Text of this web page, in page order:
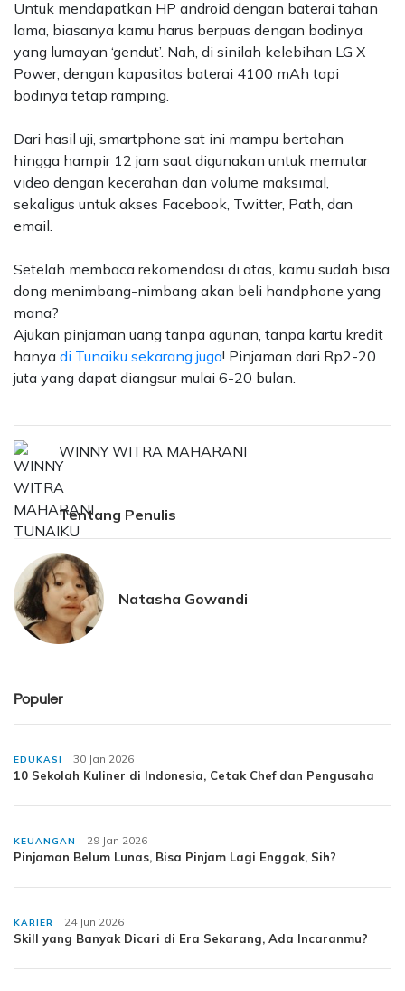
Untuk mendapatkan HP android dengan baterai tahan
lama, biasanya kamu harus berpuas dengan bodinya
yang lumayan ‘gendut’. Nah, di sinilah kelebihan LG X
Power, dengan kapasitas baterai 4100 mAh tapi
bodinya tetap ramping.
Dari hasil uji, smartphone sat ini mampu bertahan
hingga hampir 12 jam saat digunakan untuk memutar
video dengan kecerahan dan volume maksimal,
sekaligus untuk akses Facebook, Twitter, Path, dan
email.
Setelah membaca rekomendasi di atas, kamu sudah bisa
dong menimbang-nimbang akan beli handphone yang
mana?
Ajukan pinjaman uang tanpa agunan, tanpa kartu kredit
hanya di Tunaiku sekarang juga! Pinjaman dari Rp2-20
juta yang dapat diangsur mulai 6-20 bulan.
WINNY WITRA MAHARANI
Tentang Penulis
Natasha Gowandi
Populer
EDUKASI 30 Jan 2026
10 Sekolah Kuliner di Indonesia, Cetak Chef dan Pengusaha
KEUANGAN 29 Jan 2026
Pinjaman Belum Lunas, Bisa Pinjam Lagi Enggak, Sih?
KARIER 24 Jun 2026
Skill yang Banyak Dicari di Era Sekarang, Ada Incaranmu?